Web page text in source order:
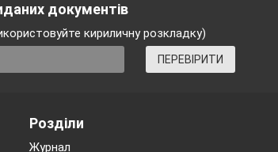
документів
кириличну розкладку)
ПЕРЕВІРИТИ
Розділи
Журнал